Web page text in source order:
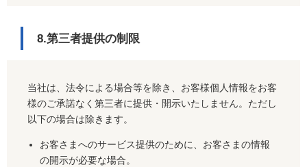
8.第三者提供の制限
当社は、法令による場合等を除き、お客様個人情報をお客
様のご承諾なく第三者に提供・開示いたしません。ただし
以下の場合は除きます。
お客さまへのサービス提供のために、お客さまの情報
の開示が必要な場合。